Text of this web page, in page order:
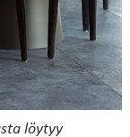
löytyy